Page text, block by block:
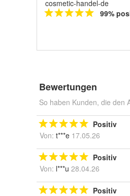
cosmetic-handel-de
99%
Bewertungen
So haben Kunden, die den
Positiv
Von: t***e 17.05.26
Positiv
Von: l***u 28.04.26
Positiv